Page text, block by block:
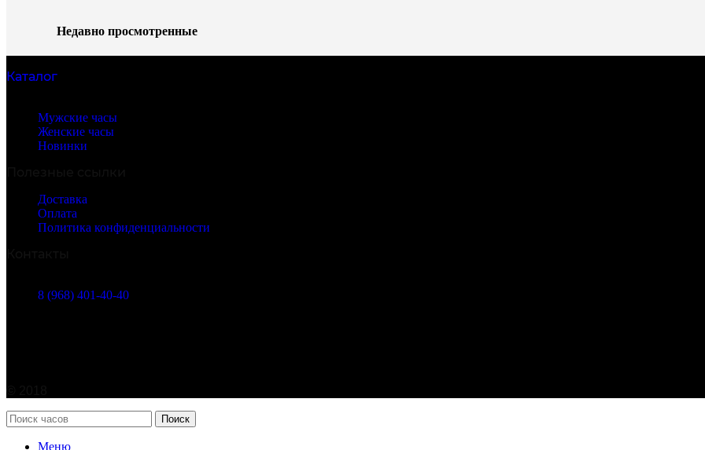
Недавно просмотренные
Каталог
Мужские часы
Женские часы
Новинки
Доставка
Оплата
Политика конфиденциальности
8 (968) 401-40-40
Поиск
Меню